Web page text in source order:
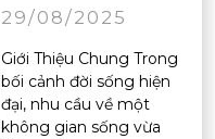
29/08/2025
Giới Thiệu Chung Trong
bối cảnh đời sống hiện
đại, nhu cầu về một
không gian sống vừa